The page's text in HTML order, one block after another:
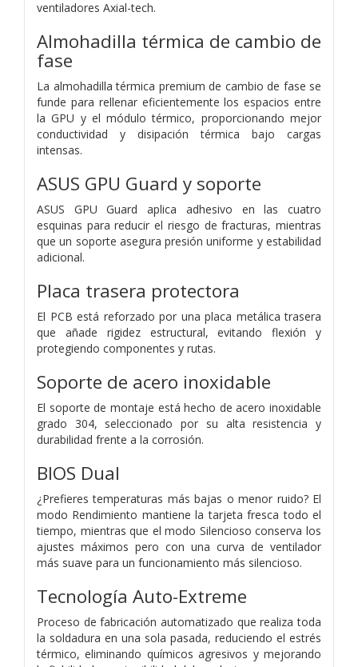
ventiladores Axial-tech.
Almohadilla térmica de cambio de
fase
La almohadilla térmica premium de cambio de fase se
funde para rellenar eficientemente los espacios entre
la GPU y el módulo térmico, proporcionando mejor
conductividad y disipación térmica bajo cargas
intensas.
ASUS GPU Guard y soporte
ASUS GPU Guard aplica adhesivo en las cuatro
esquinas para reducir el riesgo de fracturas, mientras
que un soporte asegura presión uniforme y estabilidad
adicional.
Placa trasera protectora
El PCB está reforzado por una placa metálica trasera
que añade rigidez estructural, evitando flexión y
protegiendo componentes y rutas.
Soporte de acero inoxidable
El soporte de montaje está hecho de acero inoxidable
grado 304, seleccionado por su alta resistencia y
durabilidad frente a la corrosión.
BIOS Dual
¿Prefieres temperaturas más bajas o menor ruido? El
modo Rendimiento mantiene la tarjeta fresca todo el
tiempo, mientras que el modo Silencioso conserva los
ajustes máximos pero con una curva de ventilador
más suave para un funcionamiento más silencioso.
Tecnología Auto-Extreme
Proceso de fabricación automatizado que realiza toda
la soldadura en una sola pasada, reduciendo el estrés
térmico, eliminando químicos agresivos y mejorando